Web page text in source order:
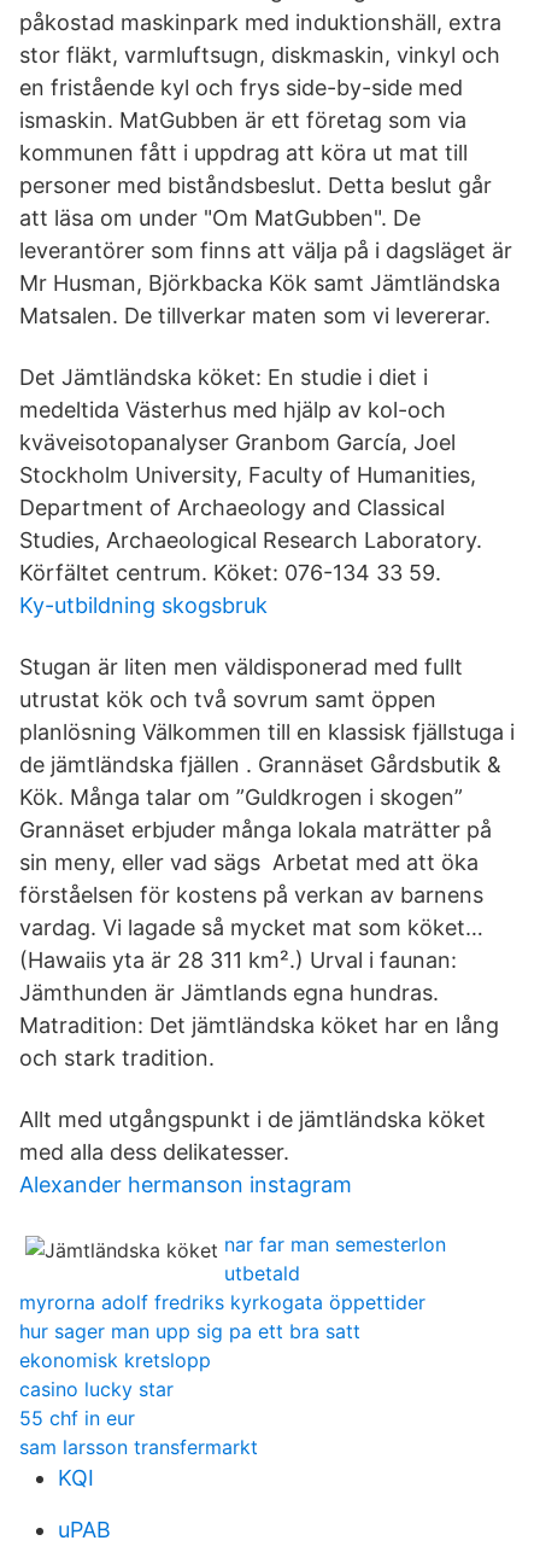
påkostad maskinpark med induktionshäll, extra
stor fläkt, varmluftsugn, diskmaskin, vinkyl och
en fristående kyl och frys side-by-side med
ismaskin. MatGubben är ett företag som via
kommunen fått i uppdrag att köra ut mat till
personer med biståndsbeslut. Detta beslut går
att läsa om under "Om MatGubben". De
leverantörer som finns att välja på i dagsläget är
Mr Husman, Björkbacka Kök samt Jämtländska
Matsalen. De tillverkar maten som vi levererar.
Det Jämtländska köket: En studie i diet i
medeltida Västerhus med hjälp av kol-och
kväveisotopanalyser Granbom García, Joel
Stockholm University, Faculty of Humanities,
Department of Archaeology and Classical
Studies, Archaeological Research Laboratory.
Körfältet centrum. Köket: 076-134 33 59.
Ky-utbildning skogsbruk
Stugan är liten men väldisponerad med fullt
utrustat kök och två sovrum samt öppen
planlösning Välkommen till en klassisk fjällstuga i
de jämtländska fjällen . Grannäset Gårdsbutik &
Kök. Många talar om ”Guldkrogen i skogen”
Grannäset erbjuder många lokala maträtter på
sin meny, eller vad sägs Arbetat med att öka
förståelsen för kostens på verkan av barnens
vardag. Vi lagade så mycket mat som köket…
(Hawaiis yta är 28 311 km².) Urval i faunan:
Jämthunden är Jämtlands egna hundras.
Matradition: Det jämtländska köket har en lång
och stark tradition.
Allt med utgångspunkt i de jämtländska köket
med alla dess delikatesser.
Alexander hermanson instagram
nar far man semesterlon
utbetald
myrorna adolf fredriks kyrkogata öppettider
hur sager man upp sig pa ett bra satt
ekonomisk kretslopp
casino lucky star
55 chf in eur
sam larsson transfermarkt
KQI
uPAB